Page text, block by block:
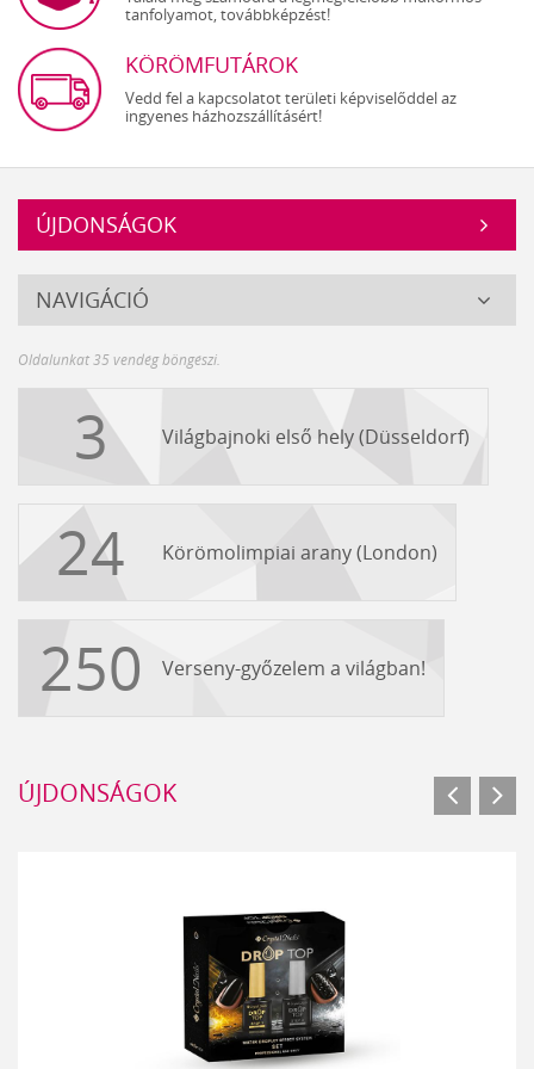
tanfolyamot, továbbképzést!
KÖRÖMFUTÁROK
Vedd fel a kapcsolatot területi képviselőddel az
ingyenes házhozszállításért!
ÚJDONSÁGOK
Crystal
NAVIGÁCIÓ
Oldalunkat 35 vendég böngészi.
3 Világbajnoki első hely (Düsseldorf)
24 Körömolimpiai arany (London)
250 Verseny-győzelem a világban!
ÚJDONSÁGOK